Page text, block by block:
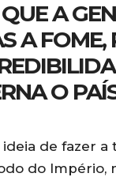
A
A FOME,
O
de fazer a
do